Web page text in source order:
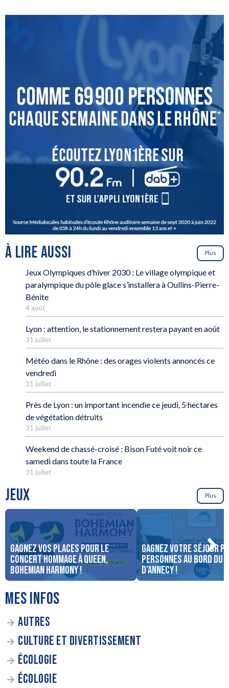
À LIRE AUSSI Plus
Jeux Olympiques d’hiver 2030 : Le village olympique et
paralympique du pôle glace s’installera à Oullins-Pierre-
Bénite
4 août
Lyon : attention, le stationnement restera payant en août
31 juillet
Météo dans le Rhône : des orages violents annoncés ce
vendredi
31 juillet
Près de Lyon : un important incendie ce jeudi, 5 hectares
de végétation détruits
31 juillet
Weekend de chassé-croisé : Bison Futé voit noir ce
samedi dans toute la France
31 juillet
JEUX Plus
Gagnez vos places pour le
concert Hommage à Queen,
Bohemian Harmony !
Gagnez votre séjour
personnes au bord du
d’Annecy !
MES INFOS
AUTRES
CULTURE ET DIVERTISSEMENT
ÉCOLOGIE
ÉCOLOGIE